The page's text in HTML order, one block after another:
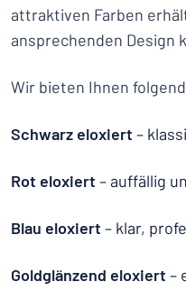
attraktiven Farben
ansprechenden Design
Wir bieten Ihnen
Schwarz eloxiert –
Rot eloxiert – auffällig
Blau eloxiert – klar,
Goldglänzend eloxiert –